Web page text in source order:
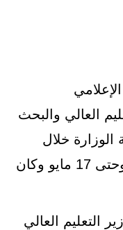
العالي والبحث
الوزارة خلال
أسبوع في الفترة من 11 مايو وحتى 17 مايو وكان
التعليم العالي